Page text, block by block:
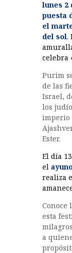
lunes 2
puesta
el
del sol.
celebra
Purim
de las
Israel,
los
imperio
Ester.
El día
el
realiza
Conoce
esta
a